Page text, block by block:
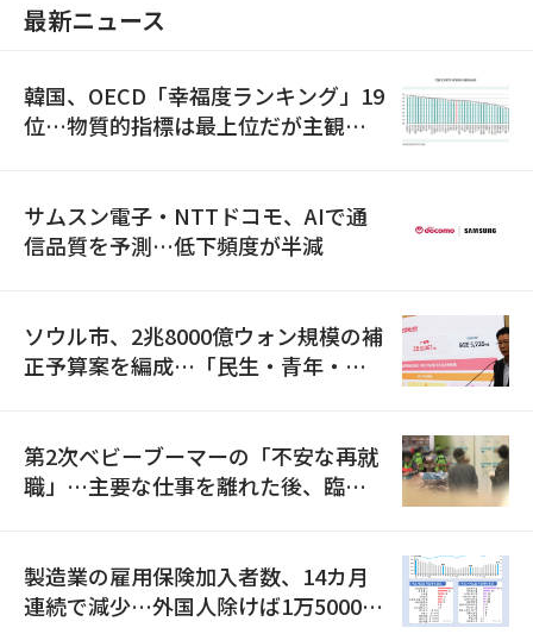
最新ニュース
韓国、OECD「幸福度ランキング」19
位…物質的指標は最上位だが主観的
サムスン電子・NTTドコモ、AIで通
信品質を予測…低下頻度が半減
ソウル市、2兆8000億ウォン規模の補
正予算案を編成…「民生・青年・安
第2次ベビーブーマーの「不安な再就
職」…主要な仕事を離れた後、臨時
製造業の雇用保険加入者数、14カ月
連続で減少…外国人除けば1万5000人